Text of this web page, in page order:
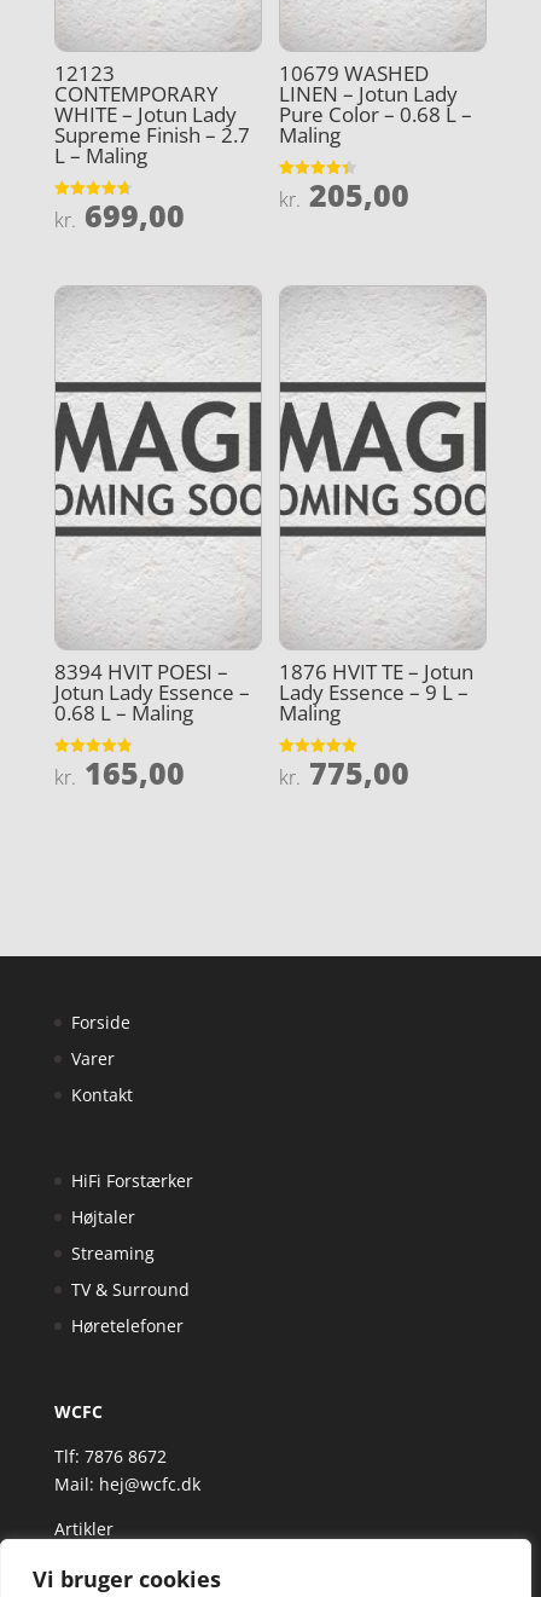
Vi bruger cookies
12123
CONTEMPORARY
WHITE – Jotun Lady
Supreme Finish – 2.7
L – Maling
Vurderet
4.7
kr. 699,00
10679 WASHED
LINEN – Jotun Lady
Pure Color – 0.68 L –
Maling
Vurderet
4.4
kr. 205,00
8394 HVIT POESI –
Jotun Lady Essence –
0.68 L – Maling
Vurderet
4.9
kr. 165,00
1876 HVIT TE – Jotun
Lady Essence – 9 L –
Maling
Vurderet
4.9
kr. 775,00
Forside
Varer
Kontakt
HiFi Forstærker
Højtaler
Streaming
TV & Surround
Høretelefoner
WCFC
Tlf: 7876 8672
Mail: hej@wcfc.dk
Artikler